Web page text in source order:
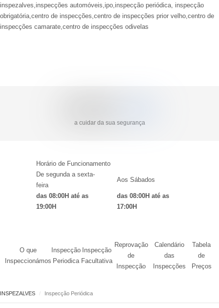
inspezalves,inspecções automóveis,ipo,inspecção periódica, inspecção
obrigatória,centro de inspecções,centro de inspecções prior velho,centro de
inspecções camarate,centro de inspecções odivelas
a cuidar da sua segurança
Horário de Funcionamento
De segunda a sexta-
feira
Aos Sábados
das 08:00H até as
19:00H
das 08:00H até as
17:00H
O que
Inspeccionámos
Inspecção
Periodica
Inspecção
Facultativa
Reprovação
de
Inspecção
Calendário
das
Inspecções
Tabela
de
Preços
INSPEZALVES Inspecção Periódica